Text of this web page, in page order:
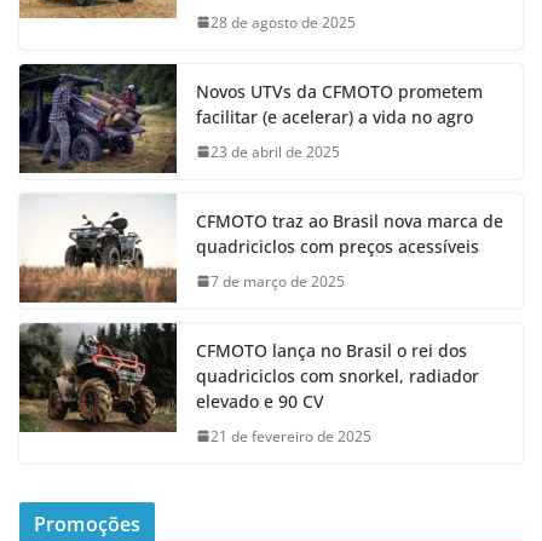
28 de agosto de 2025
Novos UTVs da CFMOTO prometem
facilitar (e acelerar) a vida no agro
23 de abril de 2025
CFMOTO traz ao Brasil nova marca de
quadriciclos com preços acessíveis
7 de março de 2025
CFMOTO lança no Brasil o rei dos
quadriciclos com snorkel, radiador
elevado e 90 CV
21 de fevereiro de 2025
Promoções